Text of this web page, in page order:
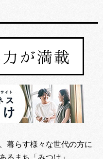
暮らす様々な世代の方に
るまち「みつけ」。